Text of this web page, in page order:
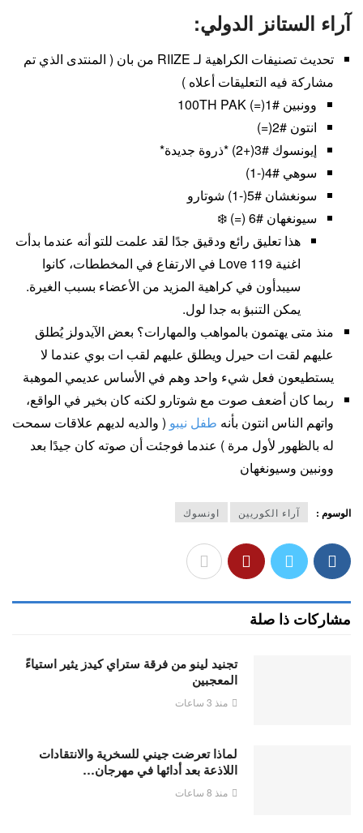
آراء الستانز الدولي:
تحديث تصنيفات الكراهية لـ RIIZE من بان ( المنتدى الذي تم
مشاركة فيه التعليقات أعلاه )
وونبين #1(=) 100TH PAK
انتون #2(=)
إيونسوك #3(+2) *ذروة جديدة*
سوهي #4(-1)
سونغشان #5(-1) شوتارو
سيونغهان #6 (=) ❄️
هذا تعليق رائع ودقيق جدًا لقد علمت للتو أنه عندما بدأت
اغنية Love 119 في الارتفاع في المخططات، كانوا
سيبدأون في كراهية المزيد من الأعضاء بسبب الغيرة.
يمكن التنبؤ به جدا لول.
منذ متى يهتمون بالمواهب والمهارات؟ بعض الآيدولز يُطلق
عليهم لقت ات حيرل ويطلق عليهم لقب ات بوي عندما لا
يستطيعون فعل شيء واحد وهم في الأساس عديمي الموهبة
ربما كان أضعف صوت مع شوتارو لكنه كان بخير في الواقع،
واتهم الناس انتون بأنه طفل نيبو ( والديه لديهم علاقات سمحت
له بالظهور لأول مرة ) عندما فوجئت أن صوته كان جيدًا بعد
وونبين وسيونغهان
الوسوم : آراء الكوريين اونسوك
مشاركات ذا صلة
تجنيد لينو من فرقة ستراي كيدز يثير استياءً
المعجبين
منذ 3 ساعات
لماذا تعرضت جيني للسخرية والانتقادات
اللاذعة بعد أدائها في مهرجان…
منذ 8 ساعات